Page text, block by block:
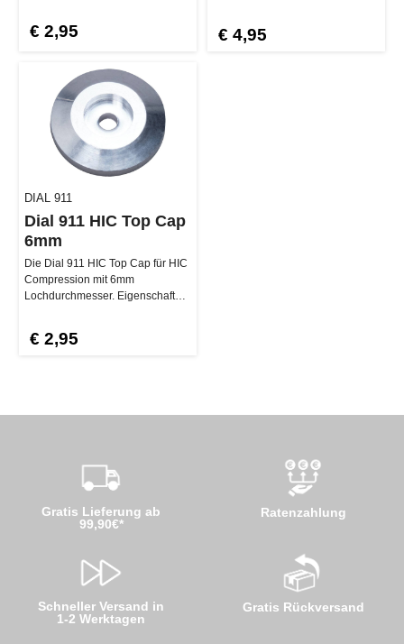
€ 2,95 € 4,95
DIAL 911
Dial 911 HIC Top Cap
6mm
Die Dial 911 HIC Top Cap für HIC
Compression mit 6mm
Lochdurchmesser. Eigenschaften
€ 2,95
Gratis Lieferung ab
99,90€*
Schneller Versand in
1-2 Werktagen
Ratenzahlung
Gratis Rückversand